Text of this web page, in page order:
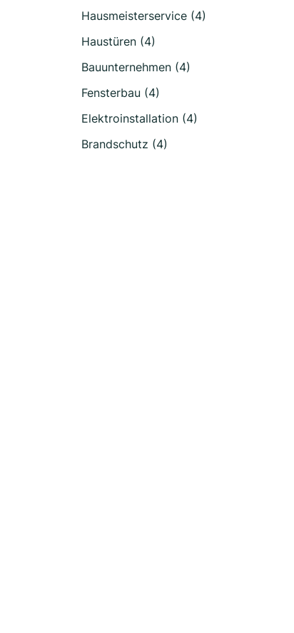
Hausmeisterservice (4)
Haustüren (4)
Bauunternehmen (4)
Fensterbau (4)
Elektroinstallation (4)
Brandschutz (4)